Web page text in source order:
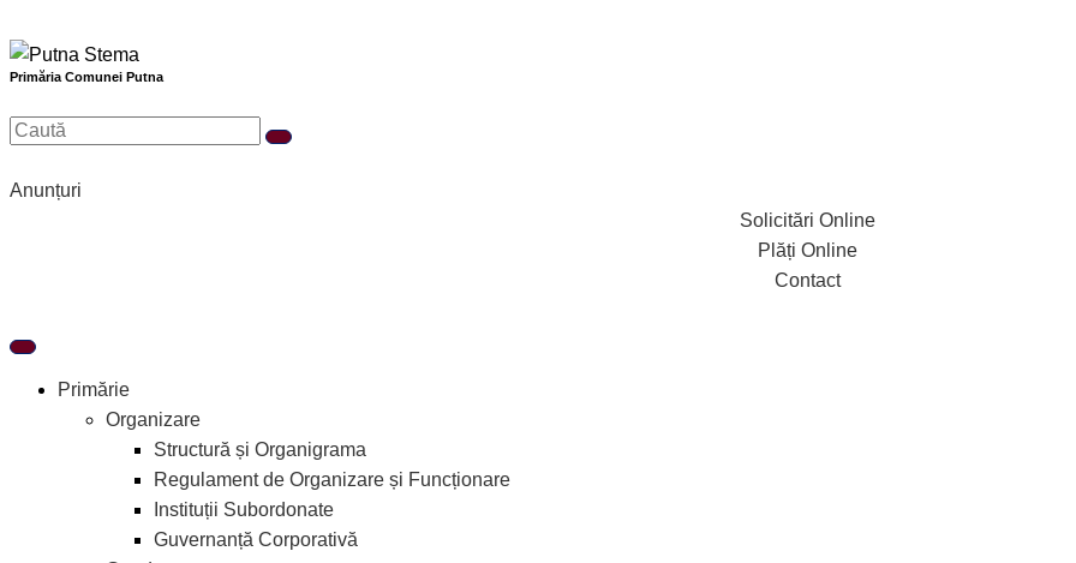
la
conținut
Primăria Comunei Putna
Anunțuri
Solicitări Online
Plăți Online
Contact
Primărie
Organizare
Structură și Organigrama
Regulament de Organizare și Funcționare
Instituții Subordonate
Guvernanță Corporativă